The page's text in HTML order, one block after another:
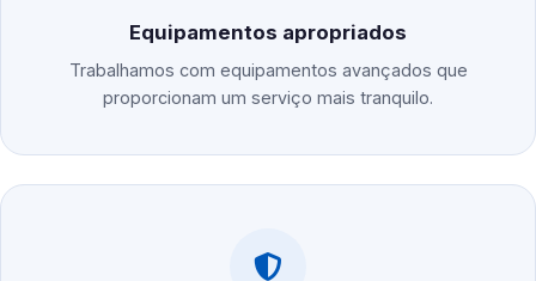
Equipamentos apropriados
Trabalhamos com equipamentos avançados que
proporcionam um serviço mais tranquilo.